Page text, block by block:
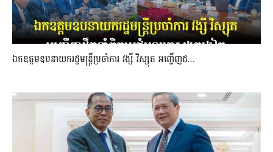
ឯកឧត្តមឧបនាយករដ្ឋមន្រ្តីប្រចាំការ វង្សី វិស្សុត អញ្ជើញដ...